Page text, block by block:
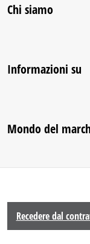
Chi siamo
Informazioni su
Mondo del
Recedere dal